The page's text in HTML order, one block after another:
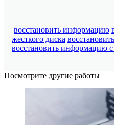
восстановить информацию
жесткого диска
восстановить информацию
Посмотрите другие работы